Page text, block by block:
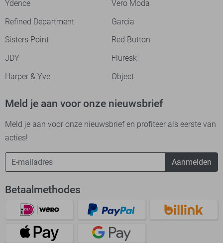
Ydence
Vero Moda
Refined Department
Garcia
Sisters Point
Red Button
JDY
Fluresk
Harper & Yve
Object
Meld je aan voor onze nieuwsbrief
Meld je aan voor onze nieuwsbrief en profiteer als eerste van
acties!
Aanmelden
Betaalmethodes